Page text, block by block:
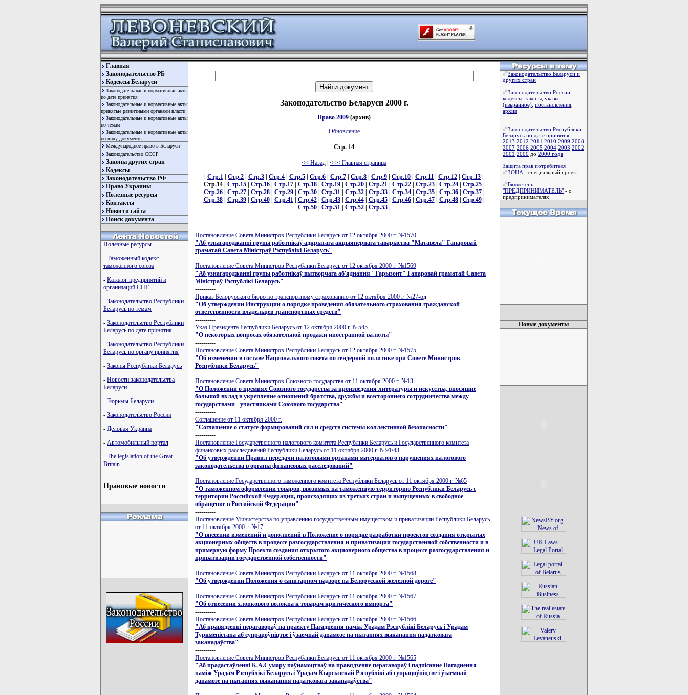
Главная
Законодательство РБ
Кодексы Беларуси
Законодательные и нормативные акты
по дате принятия
Законодательные и нормативные акты
принятые различными органами власти
Законодательные и нормативные акты
по темам
Законодательные и нормативные акты
по виду документы
Международное право в Беларуси
Законодательство СССР
Законы других стран
Кодексы
Законодательство РФ
Право Украины
Полезные ресурсы
Контакты
Новости сайта
Поиск документа
Полезные ресурсы
- Таможенный кодекс
таможенного союза
- Каталог предприятий и
организаций СНГ
- Законодательство Республики
Беларусь по темам
- Законодательство Республики
Беларусь по дате принятия
- Законодательство Республики
Беларусь по органу принятия
- Законы Республики Беларусь
- Новости законодательства
Беларуси
- Тюрьмы Беларуси
- Законодательство России
- Деловая Украина
- Автомобильный портал
- The legislation of the Great
Britain
Правовые новости
Законодательство Беларуси 2000 г.
Право 2009 (архив)
Обновление
Стр. 14
<< Назад <<< Главная страница
Стр.1 Стр.2 Стр.3 Стр.4 Стр.5 Стр.6 Стр.7 Стр.8 Стр.9 Стр.10 Стр.11 Стр.12 Стр.13
Стр.14 | Стр.15| Стр.16| Стр.17| Стр.18| Стр.19| Стр.20| Стр.21| Стр.22| Стр.23| Стр.24| Стр.25|
Стр.26| Стр.27| Стр.28| Стр.29| Стр.30| Стр.31| Стр.32| Стр.33| Стр.34| Стр.35| Стр.36| Стр.37|
Стр.38| Стр.39| Стр.40| Стр.41| Стр.42| Стр.43| Стр.44| Стр.45| Стр.46| Стр.47| Стр.48| Стр.49|
Стр.50| Стр.51| Стр.52| Стр.53|
Постановление Совета Министров Республики Беларусь от 12 октября 2000 г. №1570
"Аб узнагароджаннi групы работнiкаў адкрытага акцыянернага таварыства "Матавела" Ганаровай
граматай Савета Мiнiстраў Рэспублiкi Беларусь"
----------
Постановление Совета Министров Республики Беларусь от 12 октября 2000 г. №1569
"Аб узнагароджаннi групы работнiкаў вытворчага аб'яднання "Гарызонт" Ганаровай граматай Савета
Мiнiстраў Рэспублiкi Беларусь"
----------
Приказ Белорусского бюро по транспортному страхованию от 12 октября 2000 г. №27-од
"Об утверждении Инструкции о порядке проведения обязательного страхования гражданской
ответственности владельцев транспортных средств"
----------
Указ Президента Республики Беларусь от 12 октября 2000 г. №545
"О некоторых вопросах обязательной продажи иностранной валюты"
----------
Постановление Совета Министров Республики Беларусь от 12 октября 2000 г. №1575
"Об изменении в составе Национального совета по гендерной политике при Совете Министров
Республики Беларусь"
----------
Постановление Совета Министров Союзного государства от 11 октября 2000 г. №13
"О Положении о премиях Союзного государства за произведения литературы и искусства, вносящие
большой вклад в укрепление отношений братства, дружбы и всестороннего сотрудничества между
государствами - участниками Союзного государства"
----------
Соглашение от 11 октября 2000 г.
"Соглашение о статусе формирований сил и средств системы коллективной безопасности"
----------
Постановление Государственного налогового комитета Республики Беларусь и Государственного комитета
финансовых расследований Республики Беларусь от 11 октября 2000 г. №91/43
"Об утверждении Правил передачи налоговыми органами материалов о нарушениях налогового
законодательства в органы финансовых расследований"
----------
Постановление Государственного таможенного комитета Республики Беларусь от 11 октября 2000 г. №65
"О таможенном оформлении товаров, ввозимых на таможенную территорию Республики Беларусь с
территории Российской Федерации, происходящих из третьих стран и выпущенных в свободное
обращение в Российской Федерации"
----------
Постановление Министерства по управлению государственным имуществом и приватизации Республики Беларусь
от 11 октября 2000 г. №17
"О внесении изменений и дополнений в Положение о порядке разработки проектов создания открытых
акционерных обществ в процессе разгосударствления и приватизации государственной собственности и в
примерную форму Проекта создания открытого акционерного общества в процессе разгосударствления и
приватизации государственной собственности"
----------
Постановление Совета Министров Республики Беларусь от 11 октября 2000 г. №1568
"Об утверждении Положения о санитарном надзоре на Белорусской железной дороге"
----------
Постановление Совета Министров Республики Беларусь от 11 октября 2000 г. №1567
"Об отнесении хлопкового волокна к товарам критического импорта"
----------
Постановление Совета Министров Республики Беларусь от 11 октября 2000 г. №1566
"Аб правядзеннi перагавораў па праекту Пагаднення памiж Урадам Рэспублiкi Беларусь i Урадам
Туркменiстана аб супрацоўнiцтве i ўзаемнай дапамозе па пытаннях выканання падатковага
заканадаўства"
----------
Постановление Совета Министров Республики Беларусь от 11 октября 2000 г. №1565
"Аб прадастаўленнi К.А.Сумару паўнамоцтваў на правядзенне перагавораў i падпiсанне Пагаднення
памiж Урадам Рэспублiкi Беларусь i Урадам Кыргызскай Рэспублiкi аб супрацоўнiцтве i ўзаемнай
дапамозе па пытаннях выканання падатковага заканадаўства"
----------
Законодательство Беларуси и
других стран
Законодательство России
кодексы законы указы
(изьранное) постановления
архив
Законодательство Республики
Беларусь по дате принятия:
2013 2012 2011 2010 2009 2008
2007 2006 2005 2004 2003 2002
2001 2000 до 2000 года
Защита прав потребителя
ЗОНА - специальный проект
Бюллетень
"ПРЕДПРИНИМАТЕЛЬ" - о
предпринимателях.
Новые документы